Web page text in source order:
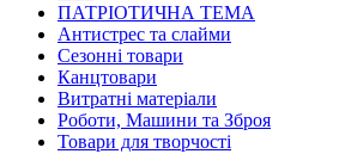
ПАТРІОТИЧНА ТЕМА
Антистрес та слайми
Сезонні товари
Канцтовари
Витратні матеріали
Роботи, Машини та Зброя
Товари для творчості